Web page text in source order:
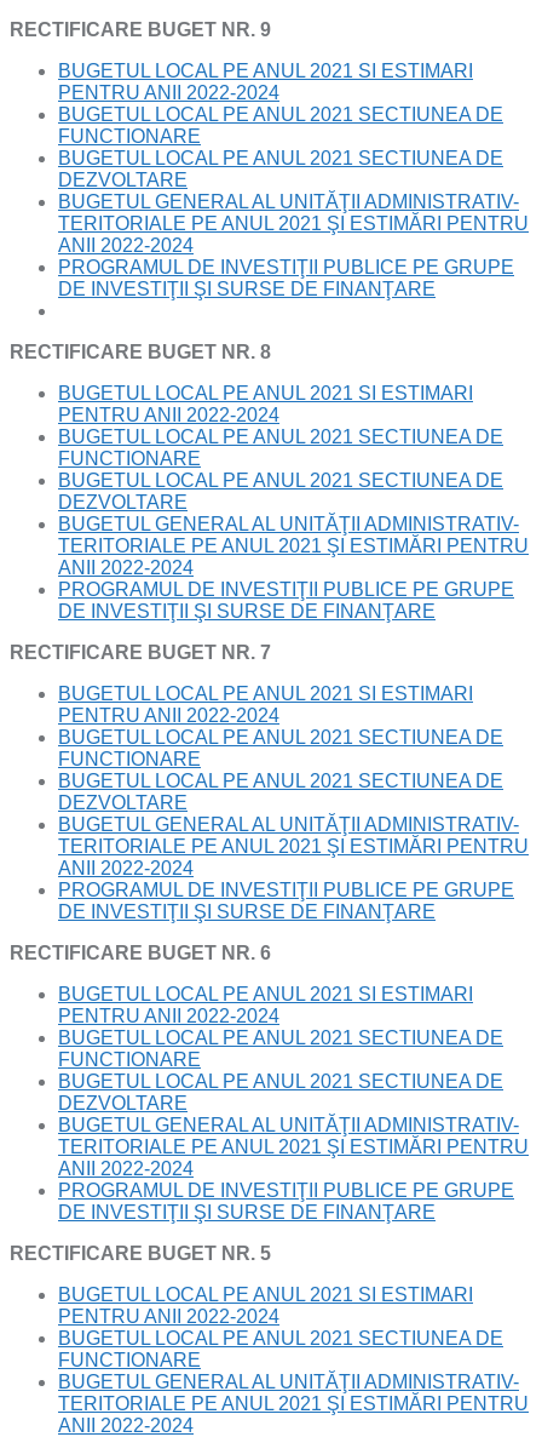
RECTIFICARE BUGET NR. 9
BUGETUL LOCAL PE ANUL 2021 SI ESTIMARI
PENTRU ANII 2022-2024
BUGETUL LOCAL PE ANUL 2021 SECTIUNEA DE
FUNCTIONARE
BUGETUL LOCAL PE ANUL 2021 SECTIUNEA DE
DEZVOLTARE
BUGETUL GENERAL AL UNITĂŢII ADMINISTRATIV-
TERITORIALE PE ANUL 2021 ŞI ESTIMĂRI PENTRU
ANII 2022-2024
PROGRAMUL DE INVESTIŢII PUBLICE PE GRUPE
DE INVESTIŢII ŞI SURSE DE FINANŢARE
RECTIFICARE BUGET NR. 8
BUGETUL LOCAL PE ANUL 2021 SI ESTIMARI
PENTRU ANII 2022-2024
BUGETUL LOCAL PE ANUL 2021 SECTIUNEA DE
FUNCTIONARE
BUGETUL LOCAL PE ANUL 2021 SECTIUNEA DE
DEZVOLTARE
BUGETUL GENERAL AL UNITĂŢII ADMINISTRATIV-
TERITORIALE PE ANUL 2021 ŞI ESTIMĂRI PENTRU
ANII 2022-2024
PROGRAMUL DE INVESTIŢII PUBLICE PE GRUPE
DE INVESTIŢII ŞI SURSE DE FINANŢARE
RECTIFICARE BUGET NR. 7
BUGETUL LOCAL PE ANUL 2021 SI ESTIMARI
PENTRU ANII 2022-2024
BUGETUL LOCAL PE ANUL 2021 SECTIUNEA DE
FUNCTIONARE
BUGETUL LOCAL PE ANUL 2021 SECTIUNEA DE
DEZVOLTARE
BUGETUL GENERAL AL UNITĂŢII ADMINISTRATIV-
TERITORIALE PE ANUL 2021 ŞI ESTIMĂRI PENTRU
ANII 2022-2024
PROGRAMUL DE INVESTIŢII PUBLICE PE GRUPE
DE INVESTIŢII ŞI SURSE DE FINANŢARE
RECTIFICARE BUGET NR. 6
BUGETUL LOCAL PE ANUL 2021 SI ESTIMARI
PENTRU ANII 2022-2024
BUGETUL LOCAL PE ANUL 2021 SECTIUNEA DE
FUNCTIONARE
BUGETUL LOCAL PE ANUL 2021 SECTIUNEA DE
DEZVOLTARE
BUGETUL GENERAL AL UNITĂŢII ADMINISTRATIV-
TERITORIALE PE ANUL 2021 ŞI ESTIMĂRI PENTRU
ANII 2022-2024
PROGRAMUL DE INVESTIŢII PUBLICE PE GRUPE
DE INVESTIŢII ŞI SURSE DE FINANŢARE
RECTIFICARE BUGET NR. 5
BUGETUL LOCAL PE ANUL 2021 SI ESTIMARI
PENTRU ANII 2022-2024
BUGETUL LOCAL PE ANUL 2021 SECTIUNEA DE
FUNCTIONARE
BUGETUL GENERAL AL UNITĂŢII ADMINISTRATIV-
TERITORIALE PE ANUL 2021 ŞI ESTIMĂRI PENTRU
ANII 2022-2024